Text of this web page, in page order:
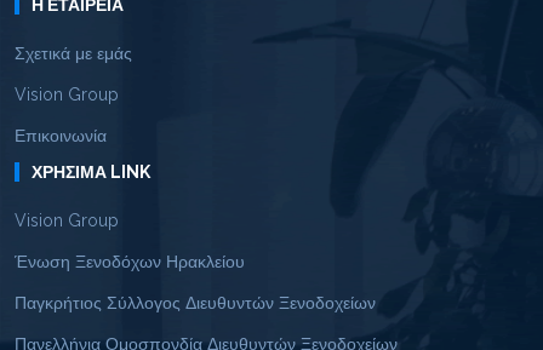
Η ΕΤΑΙΡΕΊΑ
Σχετικά με εμάς
Vision Group
Επικοινωνία
ΧΡΉΣΙΜΑ LINK
Vision Group
Ένωση Ξενοδόχων Ηρακλείου
Παγκρήτιος Σύλλογος Διευθυντών Ξενοδοχείων
Πανελλήνια Ομοσπονδία Διευθυντών Ξενοδοχείων